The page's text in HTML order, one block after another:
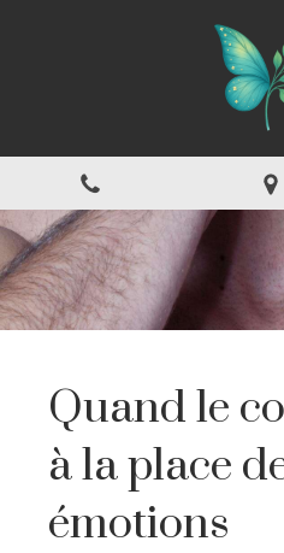
Quand le
à la place
émotions